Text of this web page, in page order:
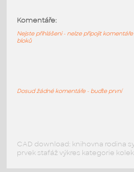
RFA Nábytek
HM ActionOffice
Komentáře:
Nejste přihlášeni - nelze připojit komentáře
bloků
Dosud žádné komentáře - buďte první
CAD download: knihovna rodina
prvek stafáž výkres kategorie